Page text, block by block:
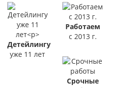
Детейлингу
уже 11 лет
Работаем
с 2013 г.
Срочные